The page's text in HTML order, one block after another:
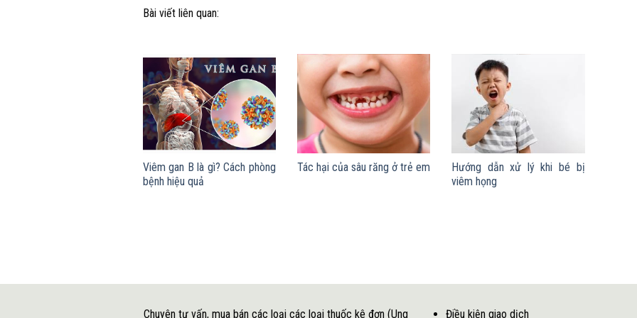
Bài viết liên quan:
Viêm gan B là gì? Cách phòng
bệnh hiệu quả
Tác hại của sâu răng ở trẻ em
Hướng dẫn xử lý khi bé bị
viêm họng
Chuyên tư vấn, mua bán các loại các loại thuốc kê đơn (Ung Điều kiện giao dịch